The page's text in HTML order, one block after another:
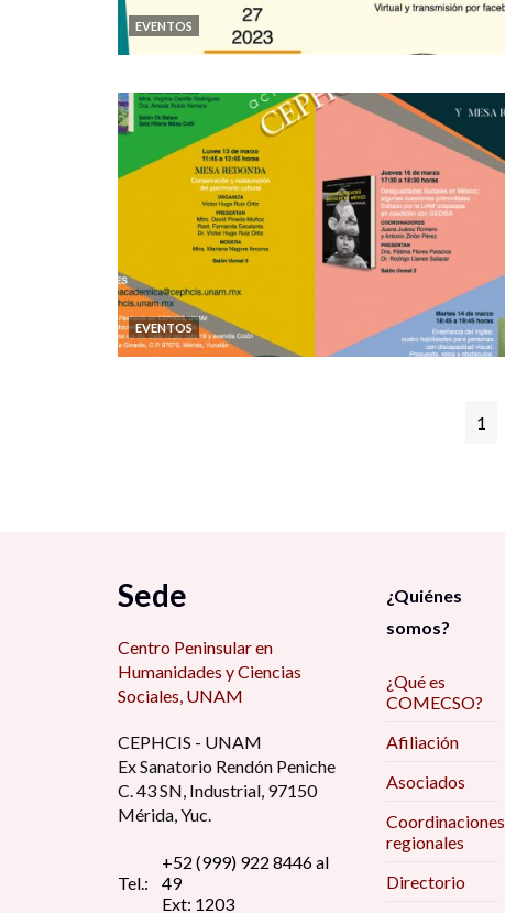
EVENTOS
EVENTOS
1
Sede
Centro Peninsular en
Humanidades y Ciencias
Sociales, UNAM
CEPHCIS - UNAM
Ex Sanatorio Rendón Peniche
C. 43 SN, Industrial, 97150
Mérida, Yuc.
Tel.:
+52 (999) 922 8446 al
49
Ext: 1203
¿Quiénes
somos?
¿Qué es
COMECSO?
Afiliación
Asociados
Coordinaciones
regionales
Directorio